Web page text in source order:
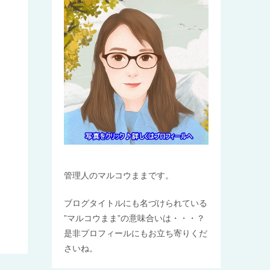
管理人のマルコウままです。
ブログタイトルにも名づけられている
”マルコウまま”の意味合いは・・・？
是非プロフィールにもお立ち寄りくだ
さいね。